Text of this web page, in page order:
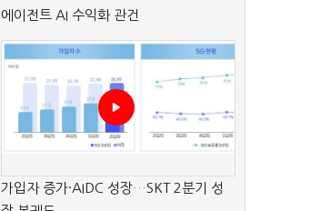
에이전트 AI 수익화 관건
가입자 증가·AIDC 성장…SKT 2분기 성